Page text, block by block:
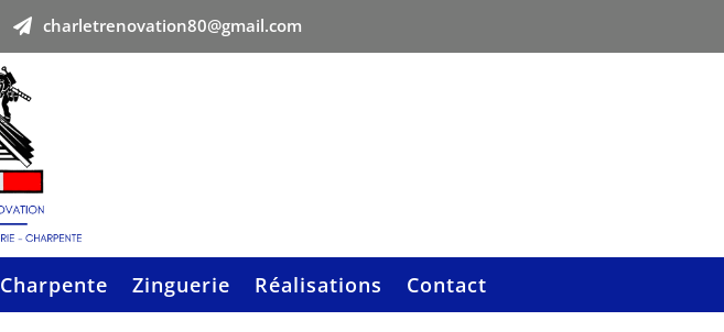
 charletrenovation80@gmail.com
Charpente Zinguerie Réalisations Contact